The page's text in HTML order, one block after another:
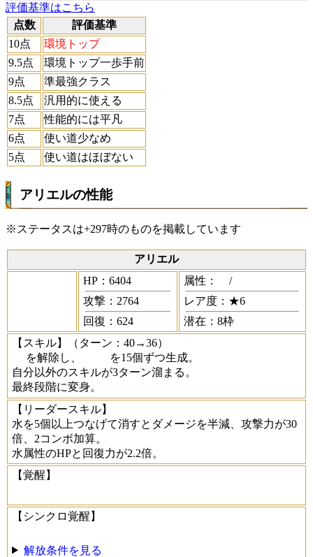
評価基準はこちら
点数
評価基準
10点
環境トップ
9.5点
環境トップ一歩手前
9点
準最強クラス
8.5点
汎用的に使える
7点
性能的には平凡
6点
使い道少なめ
5点
使い道はほぼない
アリエルの性能
※ステータスは+297時のものを掲載しています
アリエル
HP：6404
攻撃：2764
回復：624
属性：
/
レア度：★6
潜在：8枠
【スキル】
（ターン：40→36）
を解除し、
を15個ずつ生成。
自分以外のスキルが3ターン溜まる。
最終段階に変身。
【リーダースキル】
水を5個以上つなげて消すとダメージを半減、攻撃力が30
倍、2コンボ加算。
水属性のHPと回復力が2.2倍。
【覚醒】
【シンクロ覚醒】
解放条件を見る